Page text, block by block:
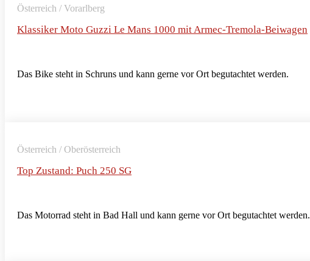
Österreich / Vorarlberg
Klassiker Moto Guzzi Le Mans 1000 mit Armec-Tremola-Beiwagen
Das Bike steht in Schruns und kann gerne vor Ort begutachtet werden.
Österreich / Oberösterreich
Top Zustand: Puch 250 SG
Das Motorrad steht in Bad Hall und kann gerne vor Ort begutachtet werden.